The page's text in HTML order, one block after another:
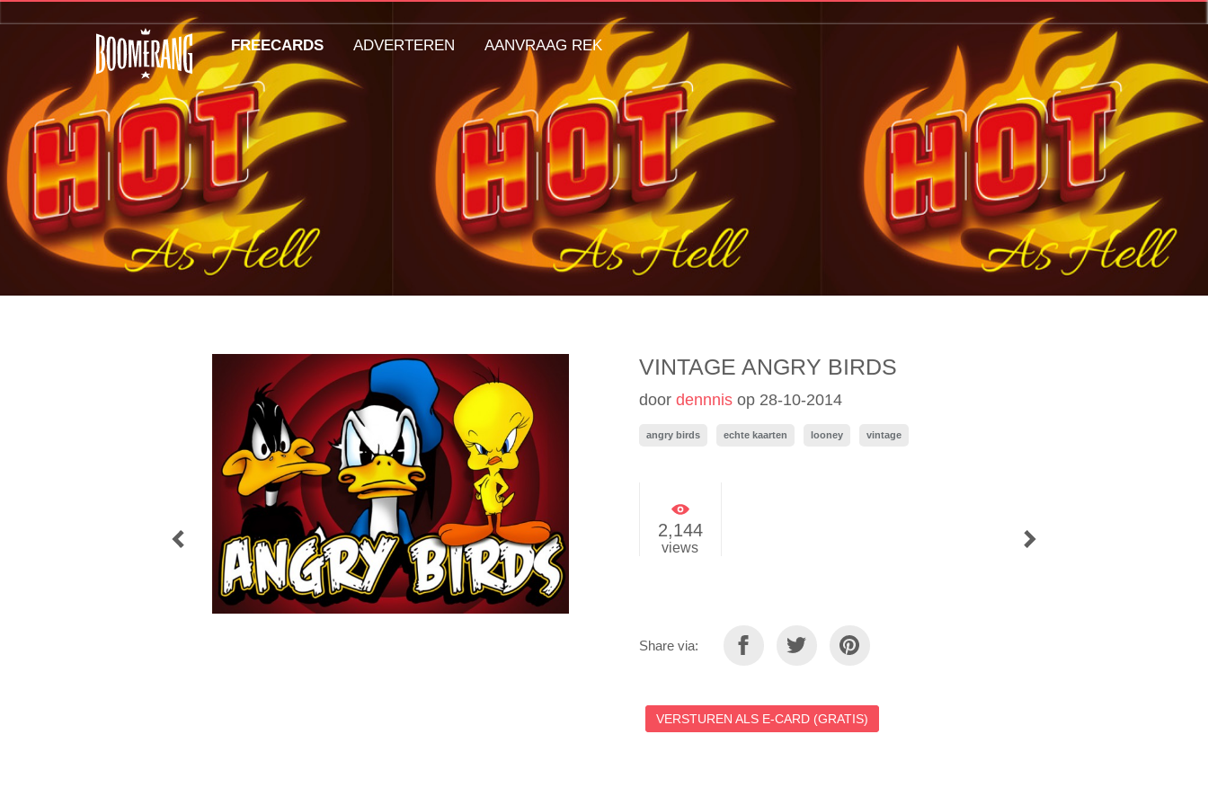
VINTAGE ANGRY BIRDS
door dennnisop 28-10-2014
angry birds echte kaarten looney vintage
2,144
views
POST
NAVIGATION
Share via:
VERSTUREN ALS E-CARD (GRATIS)
FREECARDS ADVERTEREN AANVRAAG REK